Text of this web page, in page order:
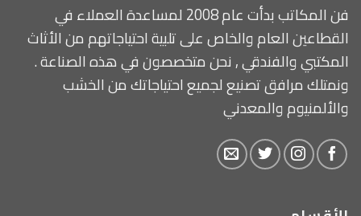
فن المكاتب بدأت عام 2008 لمساعدة العملاء في
القطاعين العام والخاص على تلبية احتياجاتهم من الأثاث
المكتبي والفندقي , نحن متخصصون في هذه الصناعة .
ونمتلك مرافق تصنيع لجميع احتياجاتك من الخشب
والألمنيوم والمعدني